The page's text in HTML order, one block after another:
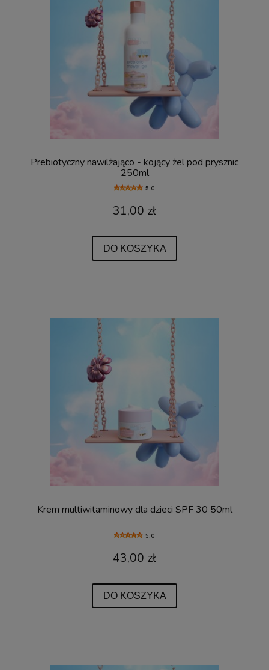
Prebiotyczny nawilżająco - kojący żel pod prysznic
250ml
5.0
31,00 zł
DO KOSZYKA
Krem multiwitaminowy dla dzieci SPF 30 50ml
5.0
43,00 zł
DO KOSZYKA